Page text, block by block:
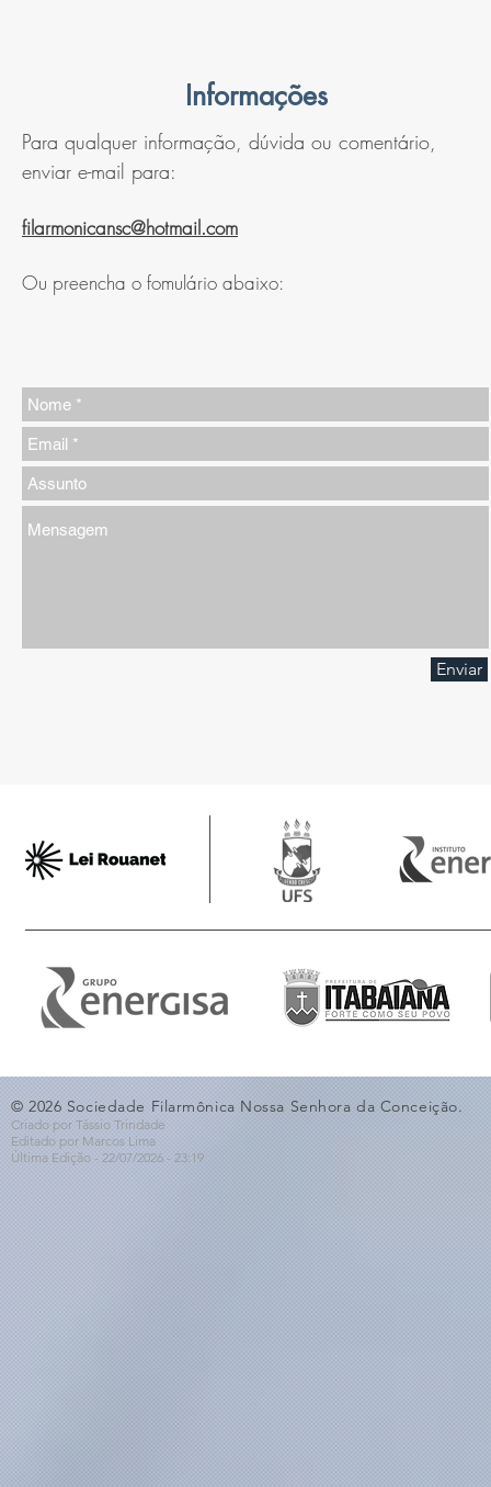
Informações
Para qualquer informação, dúvida ou comentário,
enviar e-mail para:
filarmonicansc@hotmail.com
Ou preencha o fomulário abaixo:
Enviar
© 2026 Sociedade Filarmônica Nossa Senhora da Conceição.
Criado por Tássio Trindade
Editado por Marcos Lima
Última Edição - 22/07/2026 - 23:19